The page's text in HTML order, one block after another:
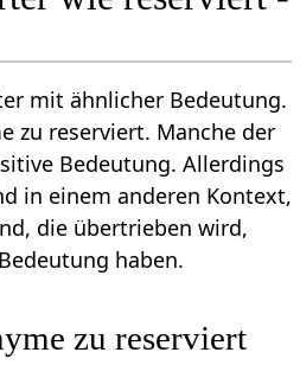
mit ähnlicher Bedeutung.
zu reserviert. Manche der
Bedeutung. Allerdings
in einem anderen Kontext,
die übertrieben wird,
haben.
zu reserviert